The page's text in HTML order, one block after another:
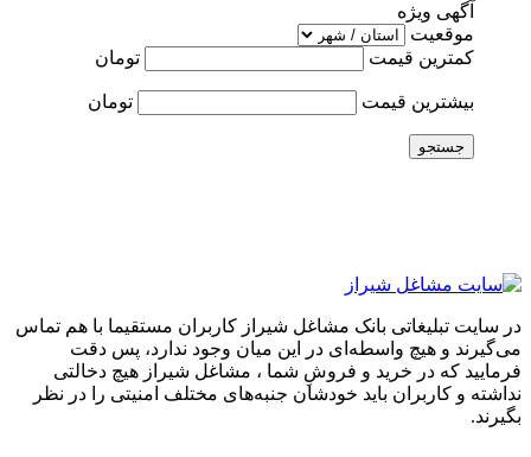
آگهی ویژه
موقعیت
کمترین قیمت
تومان
بیشترین قیمت تومان
جستجو
در سایت تبلیغاتی بانک مشاغل شیراز کاربران مستقیما با هم تماس
می‌گیرند و هیچ واسطه‌ای در این میان وجود ندارد، پس دقت
فرمایید که در خرید و فروشِ شما ، مشاغل شیراز هیچ دخالتی
نداشته و کاربران باید خودشان جنبه‌های مختلف امنیتی را در نظر
بگیرند.